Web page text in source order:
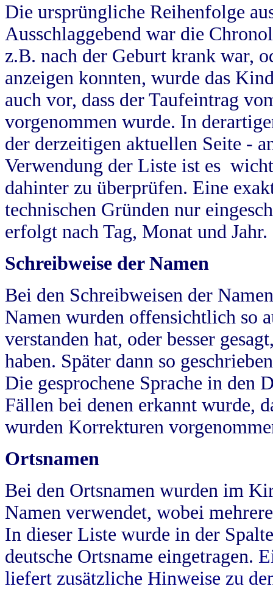
Die ursprüngliche Reihenfolge
Ausschlaggebend war die
z.B. nach der Geburt krank war,
anzeigen konnten, wurde das
auch vor, dass der Taufeintrag
vorgenommen wurde. In
der derzeitigen aktuellen Seite -
Verwendung der Liste ist es
dahinter zu überprüfen. Eine
technischen Gründen nur
erfolgt nach Tag, Monat und Jahr.
Schreibweise der Namen
Bei den Schreibweisen der
Namen wurden offensichtlich so
verstanden hat, oder besser
haben. Später dann so
Die gesprochene Sprache in
Fällen bei denen erkannt wurde,
wurden Korrekturen
Ortsnamen
Bei den Ortsnamen wurden im
Namen verwendet, wobei
In dieser Liste wurde in der
deutsche Ortsname eingetragen.
liefert zusätzliche Hinweise zu